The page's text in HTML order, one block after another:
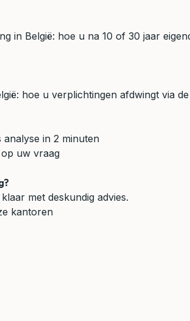
in België: hoe u na 10 of 30 jaar
hoe u verplichtingen afdwingt via
analyse in 2 minuten
uw vraag
met deskundig advies.
kantoren